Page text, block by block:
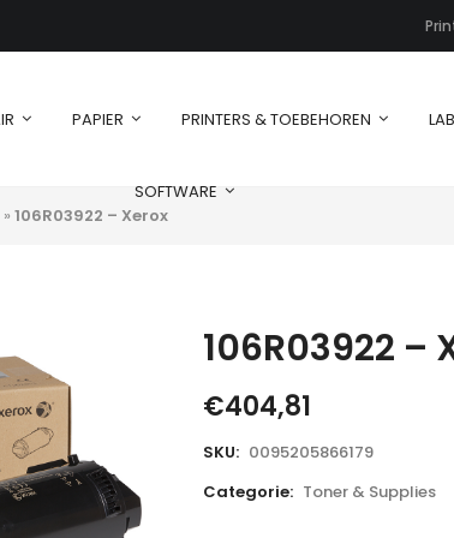
PAPIER PRINTERS & TOEBEHOREN
SOFTWARE
» 106R03922 – Xerox
106R03922 –
€404,81
SKU: 0095205866179
Categorie: Toner & Supplies